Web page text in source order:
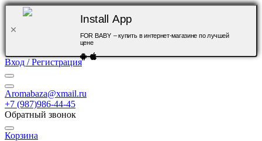
Install App
FOR BABY – купить в интернет-магазине по лучшей
цене
Вход / Регистрация
Aromabaza@xmail.ru
+7 (987)986-44-45
Обратный звонок
Корзина